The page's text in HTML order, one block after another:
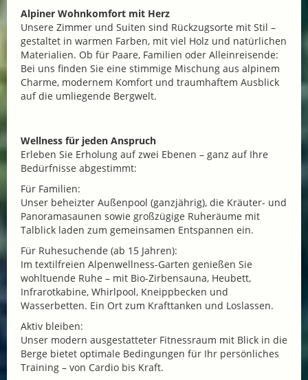
Alpiner Wohnkomfort mit Herz
Unsere Zimmer und Suiten sind Rückzugsorte mit Stil –
gestaltet in warmen Farben, mit viel Holz und natürlichen
Materialien. Ob für Paare, Familien oder Alleinreisende:
Bei uns finden Sie eine stimmige Mischung aus alpinem
Charme, modernem Komfort und traumhaftem Ausblick
auf die umliegende Bergwelt.
Wellness für jeden Anspruch
Erleben Sie Erholung auf zwei Ebenen – ganz auf Ihre
Bedürfnisse abgestimmt:
Für Familien:
Unser beheizter Außenpool (ganzjährig), die Kräuter- und
Panoramasaunen sowie großzügige Ruheräume mit
Talblick laden zum gemeinsamen Entspannen ein.
Für Ruhesuchende (ab 15 Jahren):
Im textilfreien Alpenwellness-Garten genießen Sie
wohltuende Ruhe – mit Bio-Zirbensauna, Heubett,
Infrarotkabine, Whirlpool, Kneippbecken und
Wasserbetten. Ein Ort zum Krafttanken und Loslassen.
Aktiv bleiben:
Unser modern ausgestatteter Fitnessraum mit Blick in die
Berge bietet optimale Bedingungen für Ihr persönliches
Training – von Cardio bis Kraft.